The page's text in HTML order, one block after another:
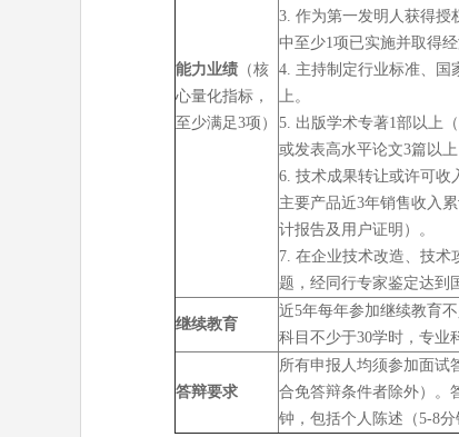
能力业绩 （核
心量化指标，
至少满足3项）
3. 作为第一发明人获得授
中至少1项已实施并取得经
4. 主持制定行业标准、国
上。
5. 出版学术专著1部以上
或发表高水平论文3篇以
6. 技术成果转让或许可收
主要产品近3年销售收入
计报告及用户证明）。
7. 在企业技术改造、技术
题，经同行专家鉴定达到
继续教育
近5年每年参加继续教育
科目不少于30学时，专业
答辩要求
所有申报人均须参加面试
合免答辩条件者除外）。
钟，包括个人陈述（5-8分